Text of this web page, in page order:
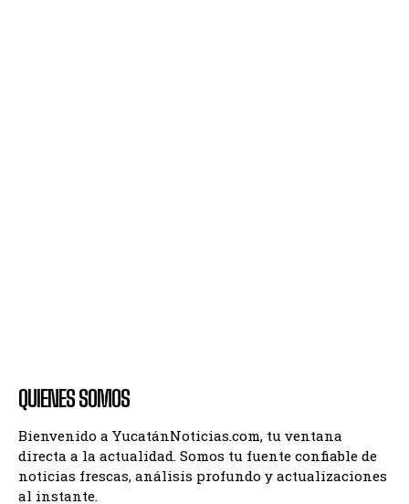
QUIENES SOMOS
Bienvenido a YucatánNoticias.com, tu ventana
directa a la actualidad. Somos tu fuente confiable de
noticias frescas, análisis profundo y actualizaciones
al instante.